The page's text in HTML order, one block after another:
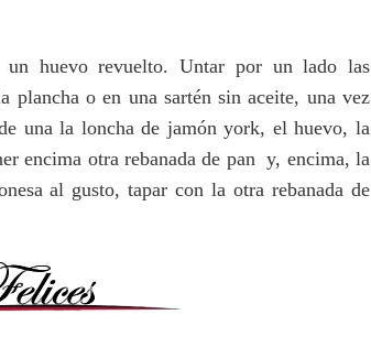
huevo revuelto. Untar por un lado las
plancha o en una sartén sin aceite, una vez
una la loncha de jamón york, el huevo, la
encima otra rebanada de pan y, encima, la
al gusto, tapar con la otra rebanada de